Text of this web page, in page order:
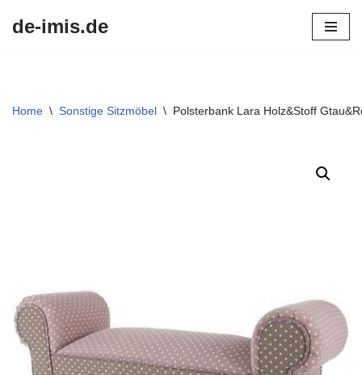
de-imis.de
Home \ Sonstige Sitzmöbel \ Polsterbank Lara Holz&Stoff